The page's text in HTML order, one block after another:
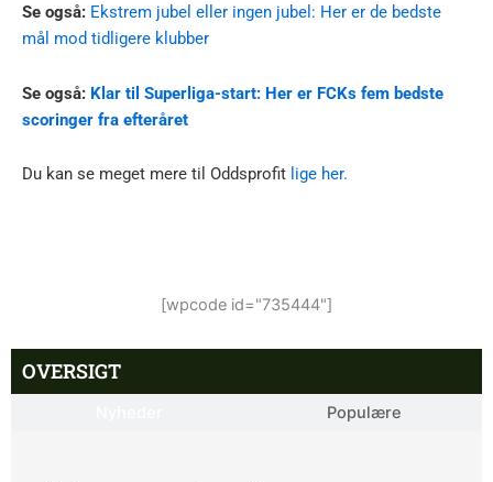
Se også: Ekstrem jubel eller ingen jubel: Her er de bedste
mål mod tidligere klubber
Se også: Klar til Superliga-start: Her er FCKs fem bedste
scoringer fra efteråret
Du kan se meget mere til Oddsprofit lige her.
[wpcode id="735444"]
OVERSIGT
Populære